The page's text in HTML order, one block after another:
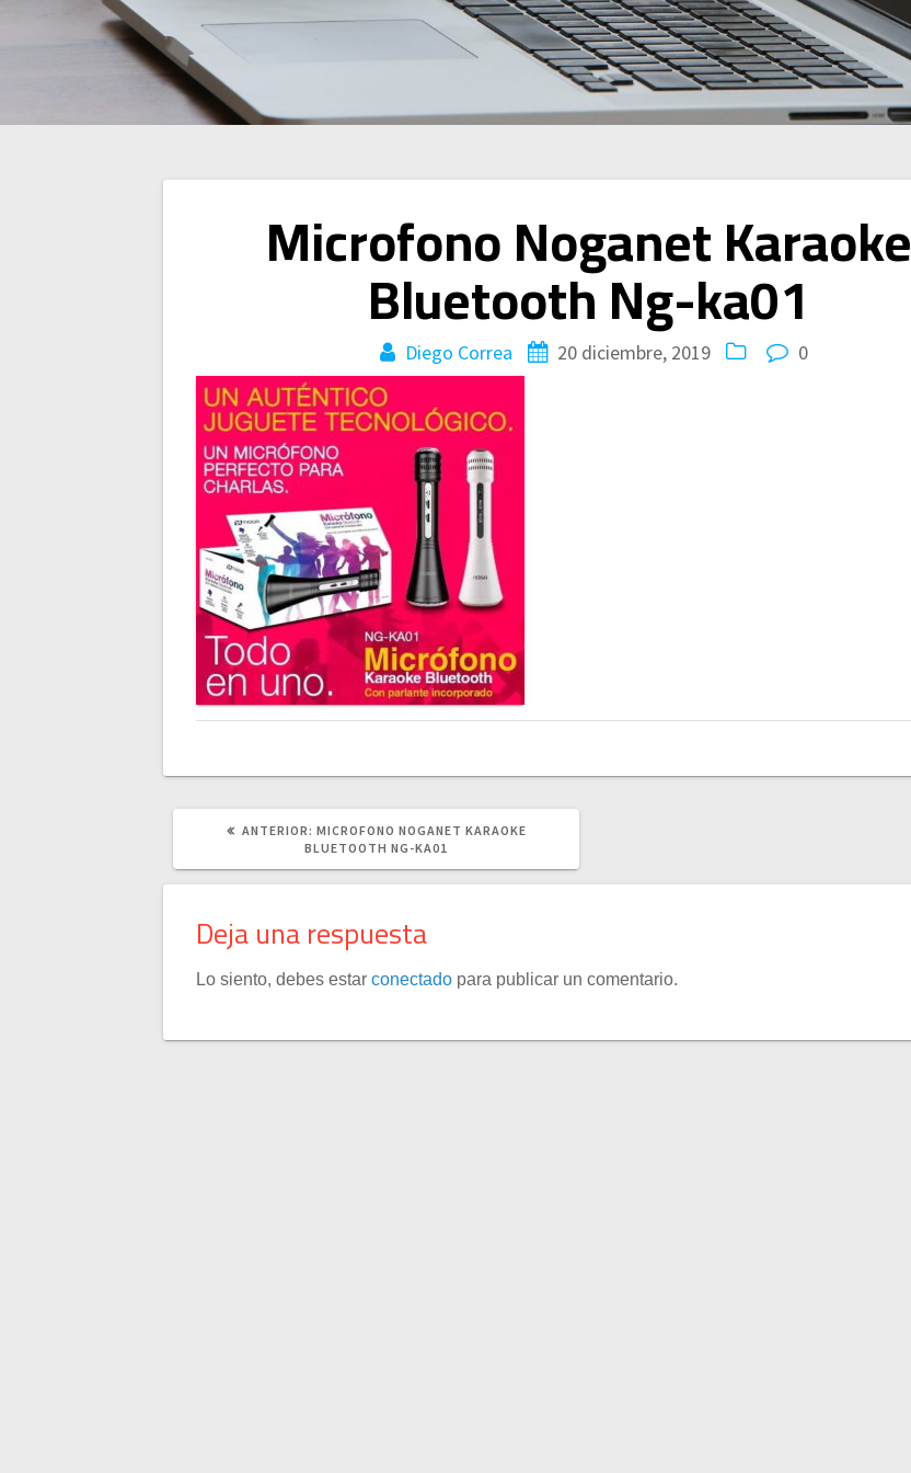
Microfono Noganet Karaoke
Bluetooth Ng-ka01
Diego Correa 20 diciembre, 2019 0
Navegación
entradas
ANTERIOR: POST
ANTERIOR:
MICROFONO NOGANET KARAOKE
BLUETOOTH NG-KA01
Deja una respuesta
Lo siento, debes estarconectado para publicar un comentario.